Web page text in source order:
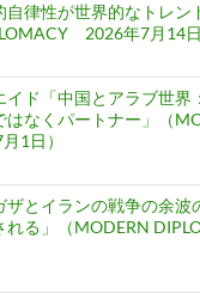
律性が世界的なトレン
2026年7月14日
イド「中国とアラブ世界
はなくパートナー」（
1日）
とイランの戦争の余波
れる」（MODERN